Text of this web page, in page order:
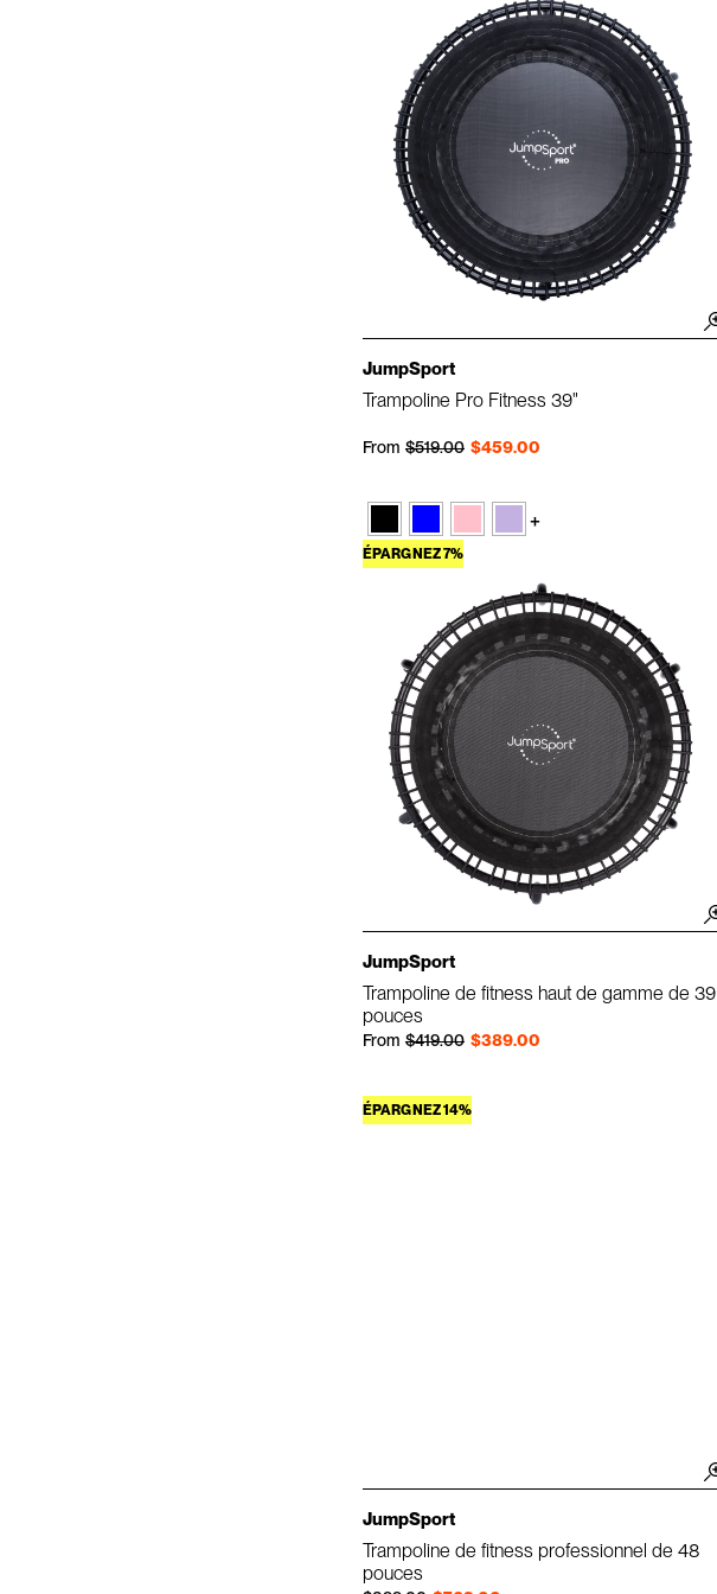
JumpSport
Trampoline Pro Fitness 39"
From $459.00
Prix régulier
$519.00
Prix réduit
+
ÉPARGNEZ 7%
JumpSport
Trampoline de fitness haut de gamme de 39
pouces
From $389.00
Prix régulier
$419.00
Prix réduit
ÉPARGNEZ 14%
JumpSport
Trampoline de fitness professionnel de 48
pouces